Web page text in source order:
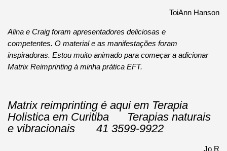
ToiAnn Hanson
Alina e Craig foram apresentadores deliciosas e
competentes. O material e as manifestações foram
inspiradoras. Estou muito animado para começar a adicionar
Matrix Reimprinting à minha prática EFT.
Matrix reimprinting é aqui em Terapia
Holistica em Curitiba Terapias naturais
e vibracionais 41 3599-9922
Jo R